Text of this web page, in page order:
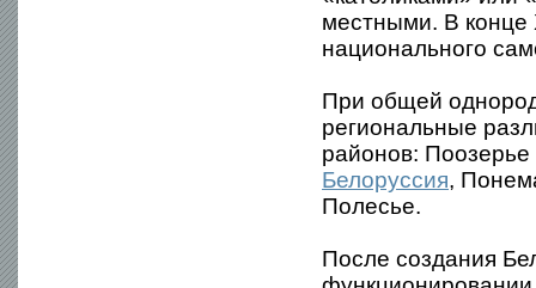
местными. В конце
национального
При общей
региональные
районов:
Белоруссия,
Полесье.
После создания